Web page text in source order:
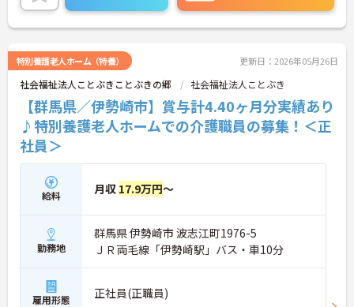
特別養護老人ホーム（特養） 更新日：2026年05月26日
社会福祉法人ことぶきことぶきの郷 社会福祉法人ことぶき
【群馬県／伊勢崎市】賞与計4.40ヶ月分実績あり
♪特別養護老人ホームでの介護職員の募集！＜正
社員＞
給料 月収 17.9万円～
勤務地
群馬県 伊勢崎市 波志江町1976-5
ＪＲ両毛線「伊勢崎駅」バス・車10分
雇用形態 正社員(正職員)